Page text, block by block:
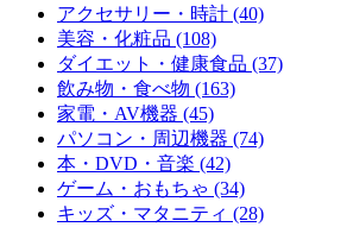
アクセサリー・時計 (40)
美容・化粧品 (108)
ダイエット・健康食品 (37)
飲み物・食べ物 (163)
家電・AV機器 (45)
パソコン・周辺機器 (74)
本・DVD・音楽 (42)
ゲーム・おもちゃ (34)
キッズ・マタニティ (28)